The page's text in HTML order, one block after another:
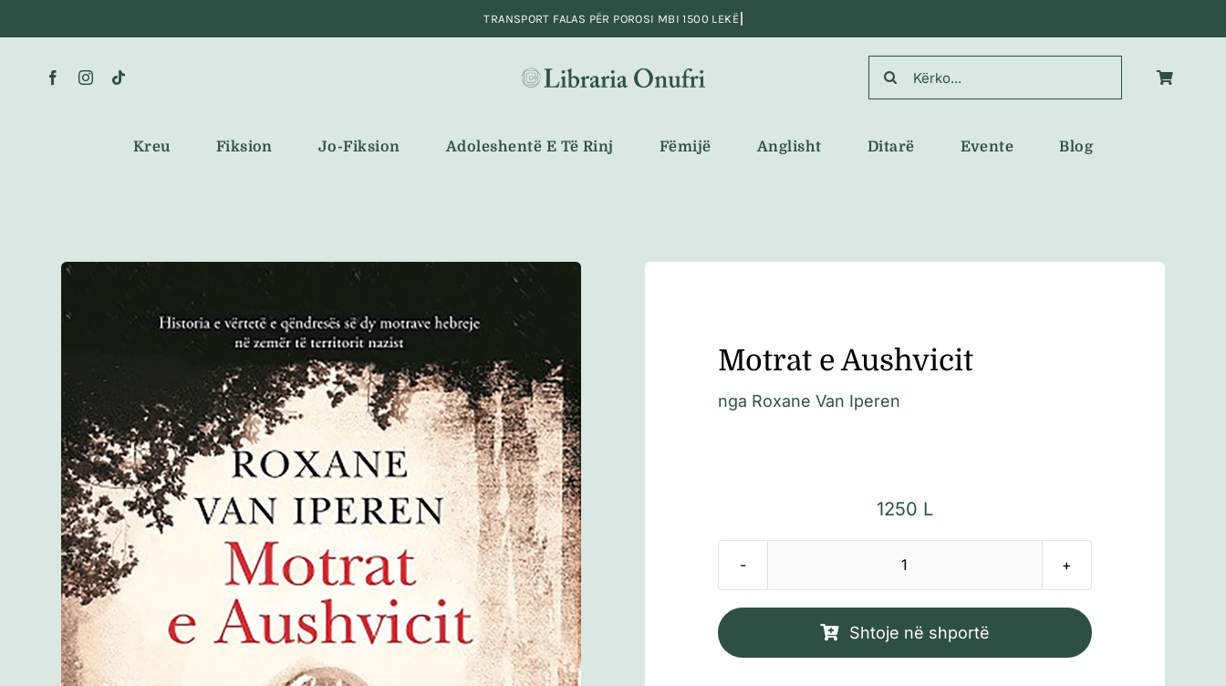
to
content
Search
for:
Kreu Fiksion Jo-Fiksion Adoleshentë E Të Rinj Fëmijë Anglisht Ditarë Evente Blog
Motrat e Aushvicit
nga Roxane Van Iperen
1250 L
Sasi
e
Shtoje në shportë